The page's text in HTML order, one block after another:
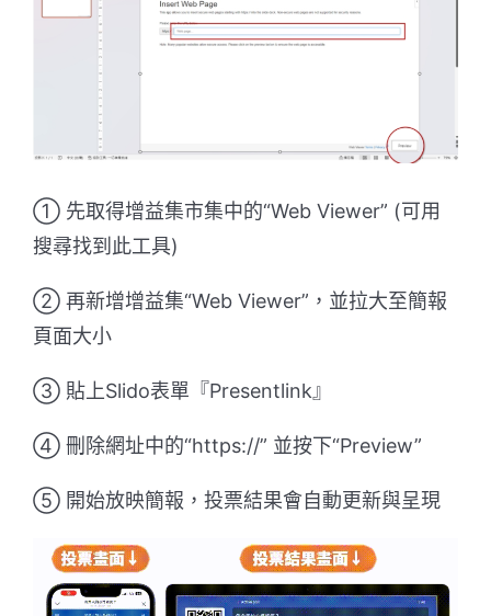
① 先取得增益集市集中的“Web Viewer” (可用
搜尋找到此工具)
② 再新增增益集“Web Viewer”，並拉大至簡報
頁面大小
③ 貼上Slido表單『Presentlink』
④ 刪除網址中的“https://” 並按下“Preview”
⑤ 開始放映簡報，投票結果會自動更新與呈現